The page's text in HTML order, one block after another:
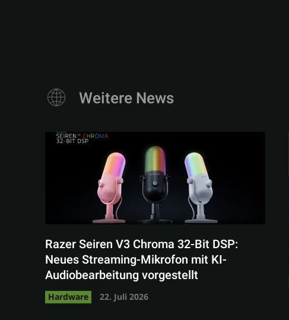
Weitere News
Razer Seiren V3 Chroma 32-Bit DSP:
Neues Streaming-Mikrofon mit KI-
Audiobearbeitung vorgestellt
Hardware 22. Juli 2026